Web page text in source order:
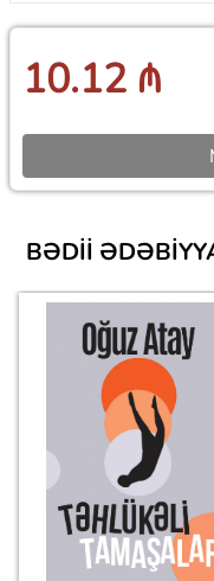
10.12 ₼
BƏDII